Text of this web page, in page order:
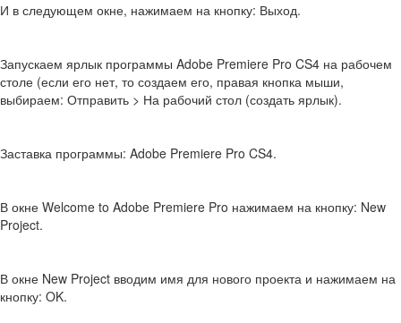
И в следующем окне, нажимаем на кнопку: Выход.
Запускаем ярлык программы Adobe Premiere Pro CS4 на рабочем
столе (если его нет, то создаем его, правая кнопка мыши,
выбираем: Отправить > На рабочий стол (создать ярлык).
Заставка программы: Adobe Premiere Pro CS4.
В окне Welcome to Adobe Premiere Pro нажимаем на кнопку: New
Project.
В окне New Project вводим имя для нового проекта и нажимаем на
кнопку: OK.